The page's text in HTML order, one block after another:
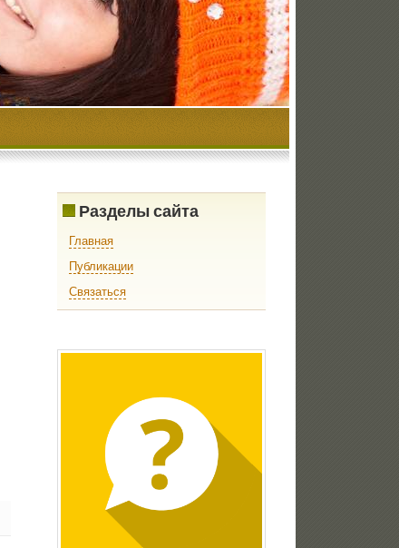
Разделы сайта
Главная
Публикации
Связаться